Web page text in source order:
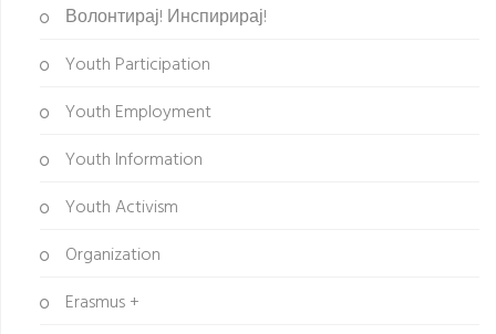
Волонтирај! Инспирирај!
Youth Participation
Youth Employment
Youth Information
Youth Activism
Organization
Erasmus +